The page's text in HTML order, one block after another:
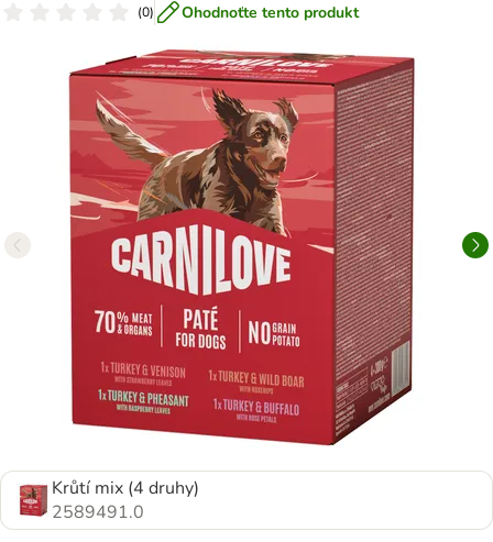
(0) Ohodnoťte tento produkt
Krůtí mix (4 druhy)
2589491.0